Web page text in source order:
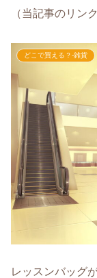
（当記事のリン
どこで買える？-雑貨
レッスンバッグ